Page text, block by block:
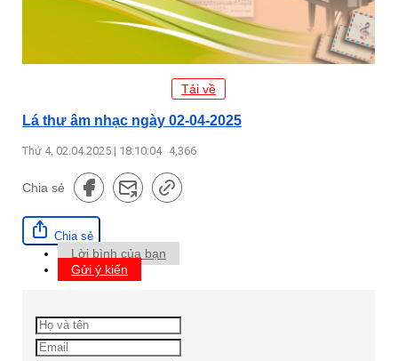
Tải về
Lá thư âm nhạc ngày 02-04-2025
Thứ 4, 02.04.2025 | 18:10:04 4,366
Chia sẻ
Chia sẻ
Lời bình của bạn
Gửi ý kiến